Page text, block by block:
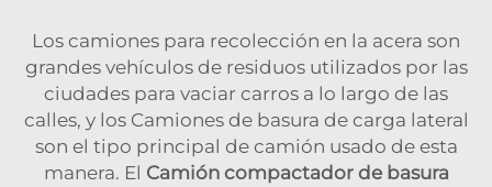
Los camiones para recolección en la acera son
grandes vehículos de residuos utilizados por las
ciudades para vaciar carros a lo largo de las
calles, y los Camiones de basura de carga lateral
son el tipo principal de camión usado de esta
manera. El Camión compactador de basura